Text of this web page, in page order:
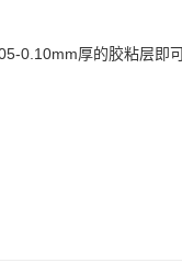
0.10mm厚的胶粘层即